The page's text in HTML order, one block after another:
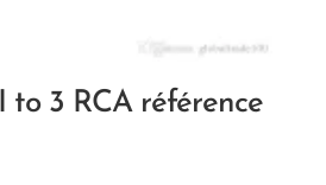
to 3 RCA référence